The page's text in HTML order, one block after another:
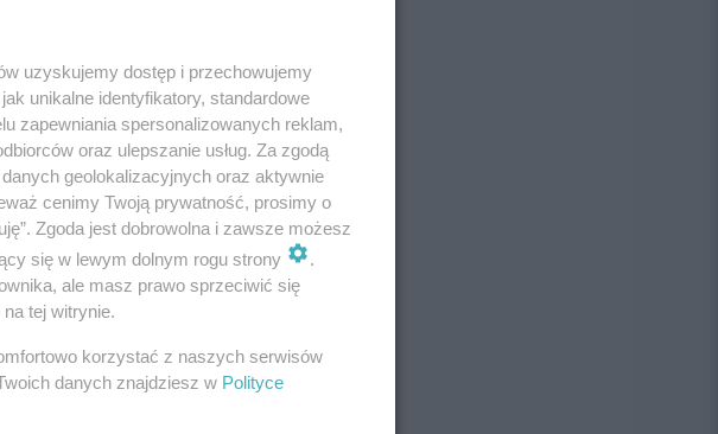
uzyskujemy dostęp i przechowujemy
unikalne identyfikatory, standardowe
zapewniania spersonalizowanych reklam,
oraz ulepszanie usług. Za zgodą
geolokalizacyjnych oraz aktywnie
cenimy Twoją prywatność, prosimy o
Zgoda jest dobrowolna i zawsze możesz
się w lewym dolnym rogu strony
ale masz prawo sprzeciwić się
tej witrynie.
korzystać z naszych serwisów
danych znajdziesz w Polityce